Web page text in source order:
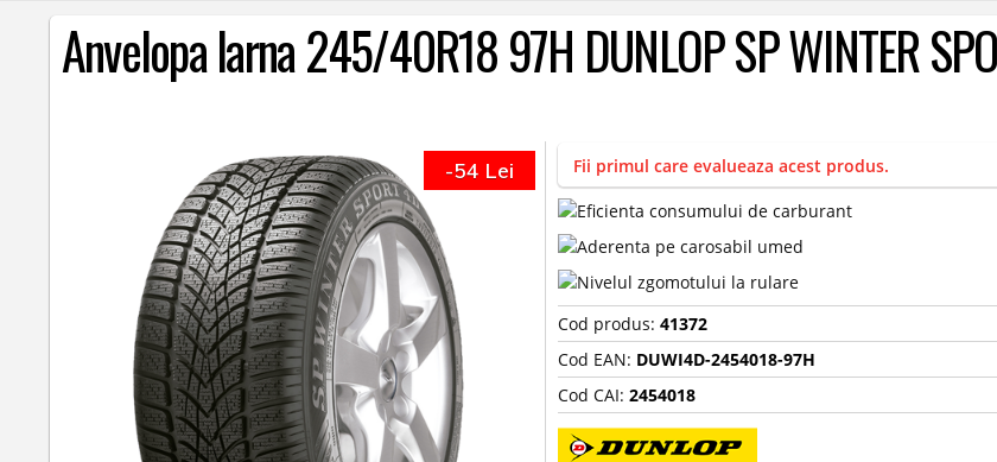
Anvelopa Iarna 245/40R18 97H DUNLOP SP WINTER
-54 Lei Fii primul care evalueaza acest produs.
Cod produs:41372
Cod EAN: DUWI4D-2454018-97H
Cod CAI:2454018